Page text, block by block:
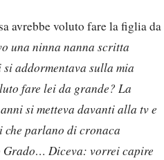
avrebbe voluto fare la figlia da
una ninna nanna scritta
addormentava sulla mia
fare lei da grande? La
si metteva davanti alla tv e
che parlano di cronaca
Diceva: vorrei capire